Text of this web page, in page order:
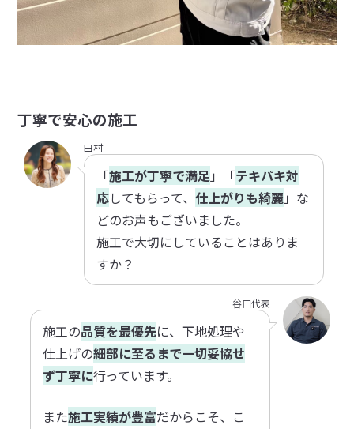
丁寧で安心の施工
田村
「施工が丁寧で満足 」「テキパキ対
応してもらって、仕上がりも綺麗 」な
どのお声もございました。
施工で大切にしていることはありま
すか？
谷口代表
施工の品質を最優先に、下地処理や
仕上げの細部に至るまで一切妥協せ
ず丁寧に行っています。
また施工実績が豊富だからこそ、こ